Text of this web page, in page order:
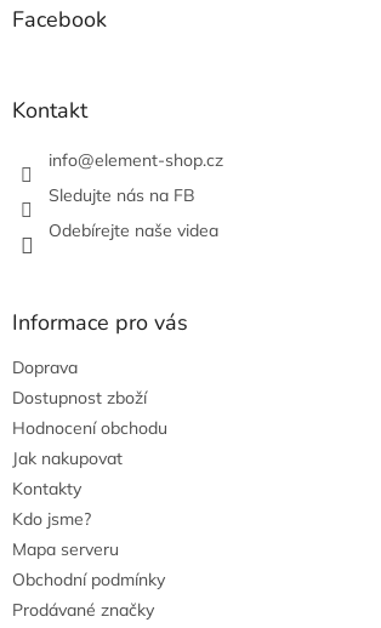
Facebook
Kontakt
info@element-shop.cz
Sledujte nás na FB
Odebírejte naše videa
Informace pro vás
Doprava
Dostupnost zboží
Hodnocení obchodu
Jak nakupovat
Kontakty
Kdo jsme?
Mapa serveru
Obchodní podmínky
Prodávané značky